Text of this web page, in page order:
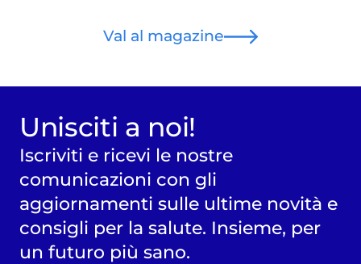
Val al magazine
Unisciti a noi!
Iscriviti e ricevi le nostre
comunicazioni con gli
aggiornamenti sulle ultime novità e
consigli per la salute. Insieme, per
un futuro più sano.